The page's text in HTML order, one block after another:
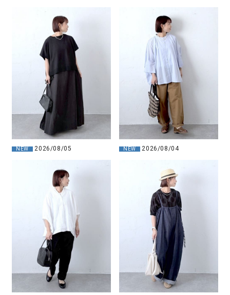
NEW 2026/08/05 NEW 2026/08/04